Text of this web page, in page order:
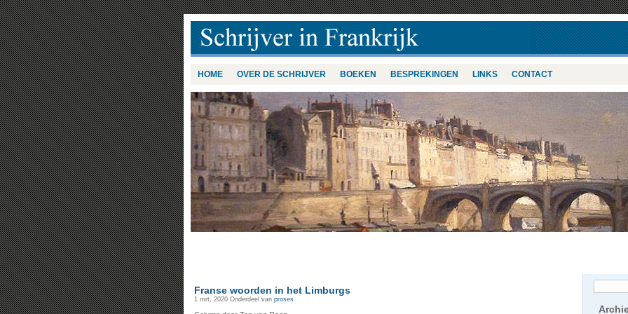
HOME OVER DE SCHRIJVER BOEKEN BESPREKINGEN LINKS CONTACT
Franse woorden in het Limburgs
1 mrt, 2020 Onderdeel van proses